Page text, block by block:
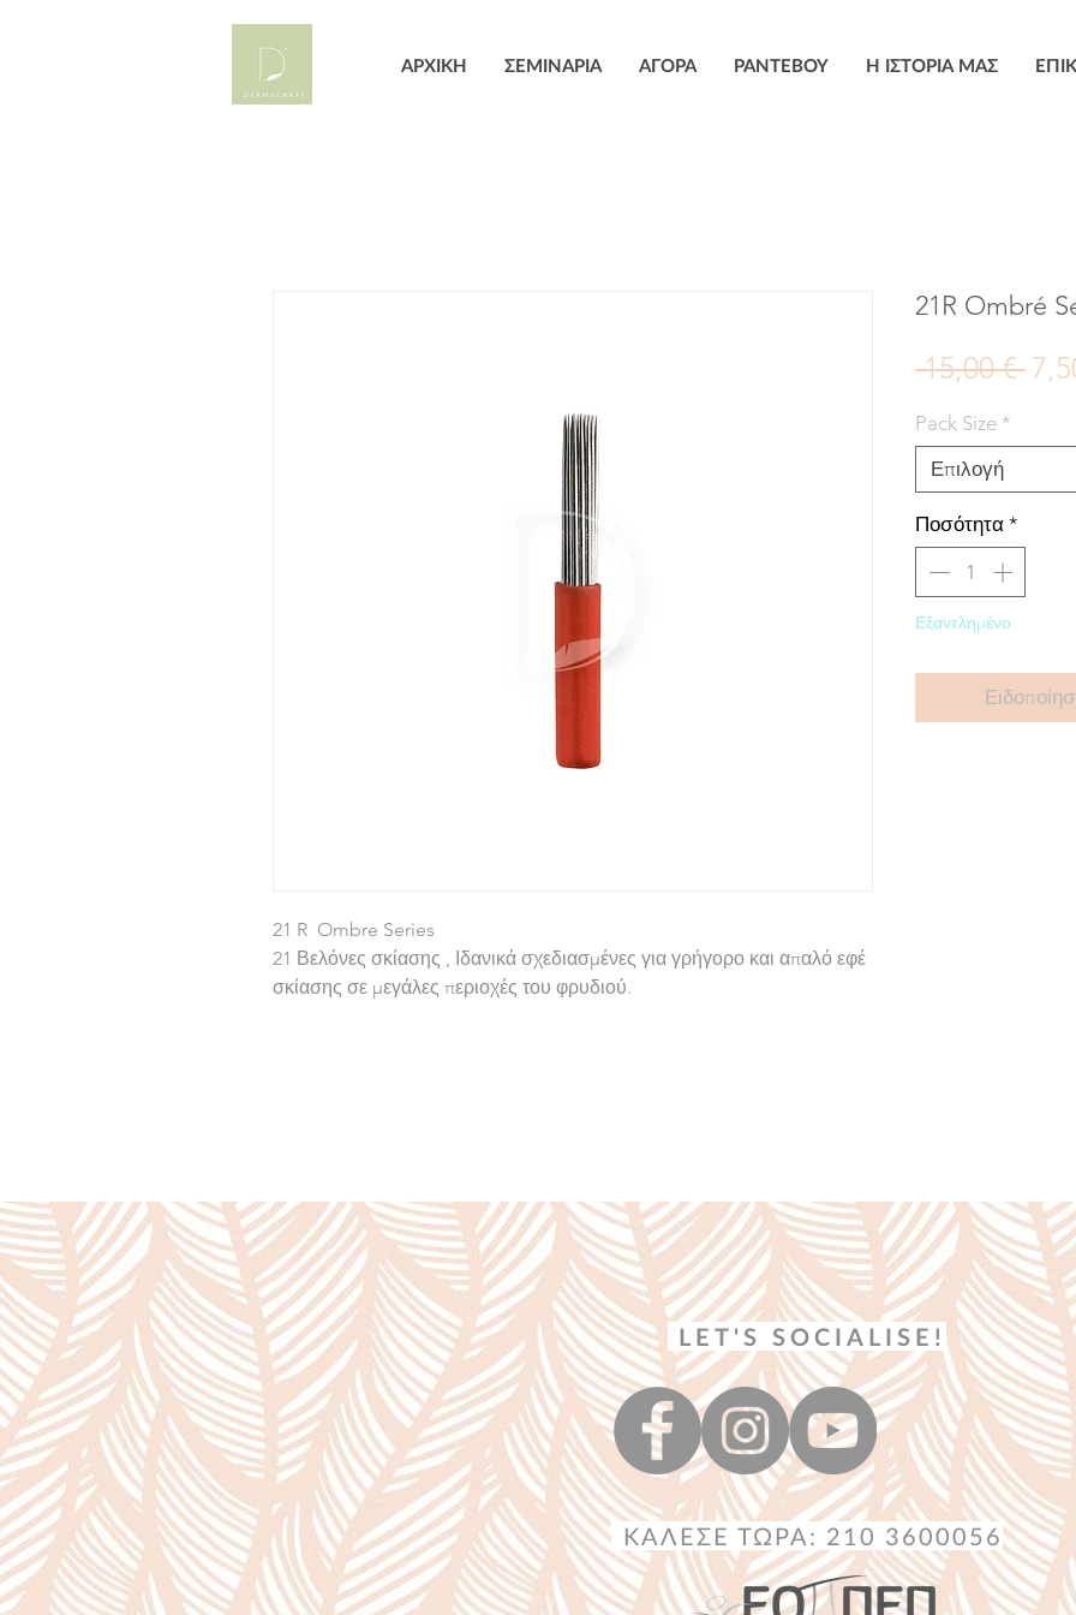
ΑΡΧΙΚΗ ΣΕΜΙΝΑΡΙΑ ΑΓΟΡΑ ΡΑΝΤΕΒΟΥ Η ΙΣΤΟΡΙΑ ΜΑΣ
21 R Ombre Series
21 Βελόνες σκίασης , Ιδανικά σχεδιασμένες για γρήγορο και απαλό εφέ
σκίασης σε μεγάλες περιοχές του φρυδιού.
21R Ombré
15,00 €
Pack Size *
Επιλογή
Ποσότητα *
Εξαντλημένο
LET'S SOCIALISE!
ΚΑΛΕΣΕ ΤΩΡΑ: 210 3600056